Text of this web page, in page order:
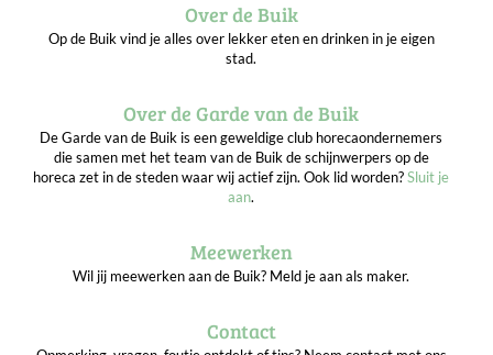
Over de Buik
Op de Buik vind je alles over lekker eten en drinken in je eigen
stad.
Over de Garde van de Buik
De Garde van de Buik is een geweldige club horecaondernemers
die samen met het team van de Buik de schijnwerpers op de
horeca zet in de steden waar wij actief zijn. Ook lid worden?Sluit je
aan.
Meewerken
Wil jij meewerken aan de Buik? Meld je aan als maker.
Contact